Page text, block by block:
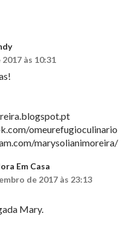
às 10:31
omeurefugioculinario
marysolianimoreira/
Em Casa
de 2017 às 23:13
Mary.